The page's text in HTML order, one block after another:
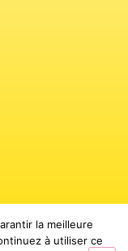
la meilleure
à utiliser ce